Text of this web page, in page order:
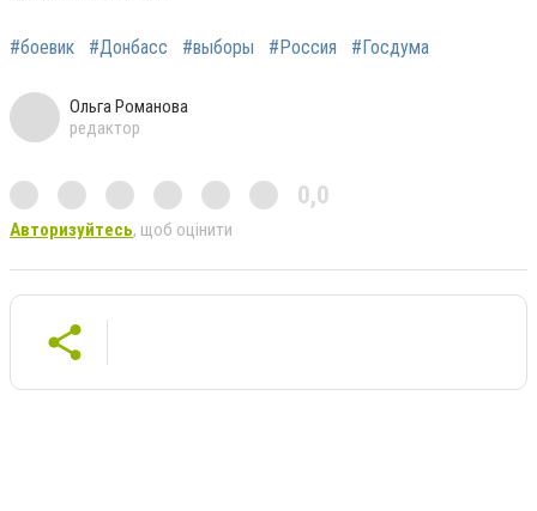
#боевик #Донбасс #выборы #Россия #Госдума
Ольга Романова
редактор
0,0
Авторизуйтесь, щоб оцінити